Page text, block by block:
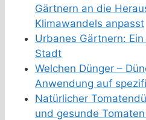
Gärtnern an die
Klimawandels anpasst
Urbanes Gärtnern:
Stadt
Welchen Dünger –
Anwendung auf
Natürlicher
und gesunde